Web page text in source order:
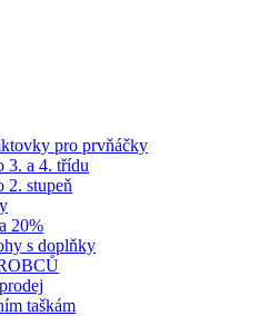
pro prvňáčky
3. a 4. třídu
2. stupeň
20%
s doplňky
taškám